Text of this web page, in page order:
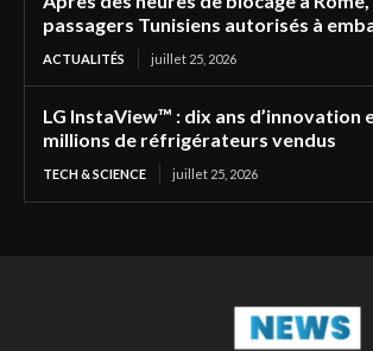
passagers Tunisiens autorisés à
ACTUALITÉS juillet 25, 2026
LG InstaView™ : dix ans d’innovation
millions de réfrigérateurs vendus
TECH & SCIENCE juillet 25, 2026